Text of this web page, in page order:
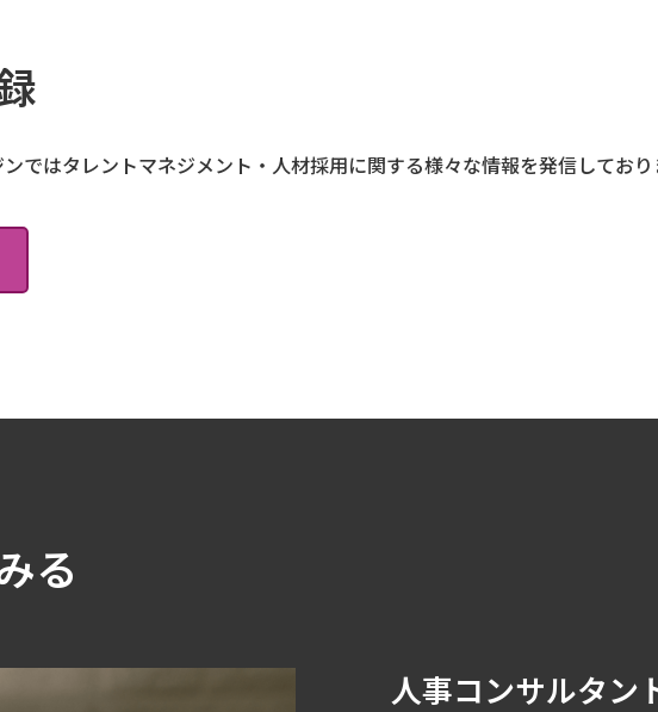
ではタレントマネジメント・人材採用に関する様々な情報を発信しており
る
人事コンサルタン